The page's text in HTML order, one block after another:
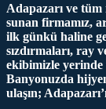
Adapazarı ve
sunan firmamız,
ilk günkü haline
sızdırmaları, ray
ekibimizle
Banyonuzda
ulaşın;